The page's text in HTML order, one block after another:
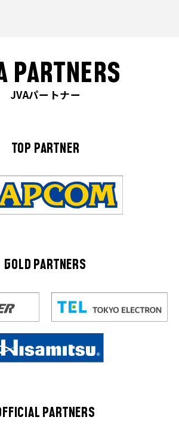
PARTNERS
JVAパートナー
TOP PARTNER
GOLD PARTNERS
PARTNERS